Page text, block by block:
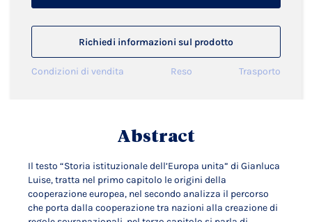
Richiedi informazioni sul prodotto
Condizioni di vendita Reso Trasporto
Abstract
Il testo “Storia istituzionale dell’Europa unita” di Gianluca
Luise, tratta nel primo capitolo le origini della
cooperazione europea, nel secondo analizza il percorso
che porta dalla cooperazione tra nazioni alla creazione di